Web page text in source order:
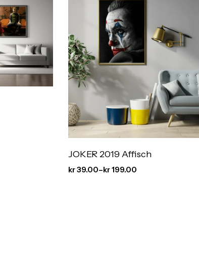
JOKER 2019 Affisch
kr39.00–kr199.00